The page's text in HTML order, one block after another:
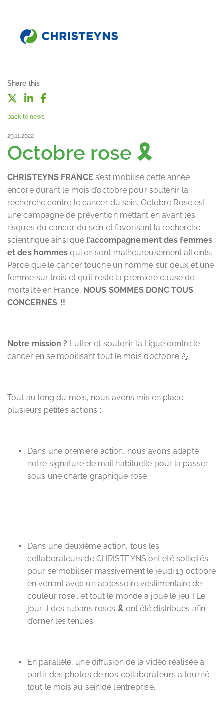
Share this
back to news
29.11.2022
Octobre rose 🎗
CHRISTEYNS FRANCE s’est mobilisé cette année
encore durant le mois d’octobre pour soutenir la
recherche contre le cancer du sein. Octobre Rose est
une campagne de prévention mettant en avant les
risques du cancer du sein et favorisant la recherche
scientifique ainsi que l’accompagnement des femmes
et des hommes qui en sont malheureusement atteints.
Parce que le cancer touche un homme sur deux et une
femme sur trois et qu’il reste la première cause de
mortalité en France, NOUS SOMMES DONC TOUS
CONCERNÉS !!
Notre mission ? Lutter et soutenir la Ligue contre le
cancer en se mobilisant tout le mois d’octobre 💪.
Tout au long du mois, nous avons mis en place
plusieurs petites actions :
Dans une première action, nous avons adapté
notre signature de mail habituelle pour la passer
sous une charte graphique rose
Dans une deuxième action, tous les
collaborateurs de CHRISTEYNS ont été sollicités
pour se mobiliser massivement le jeudi 13 octobre
en venant avec un accessoire vestimentaire de
couleur rose.. et tout le monde a joué le jeu ! Le
jour J des rubans roses 🎗 ont été distribués afin
d’orner les tenues.
En parallèle, une diffusion de la vidéo réalisée à
partir des photos de nos collaborateurs a tourné
tout le mois au sein de l’entreprise.